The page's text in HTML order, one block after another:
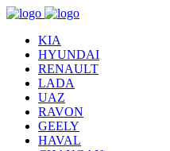
KIA
HYUNDAI
RENAULT
LADA
UAZ
RAVON
GEELY
HAVAL